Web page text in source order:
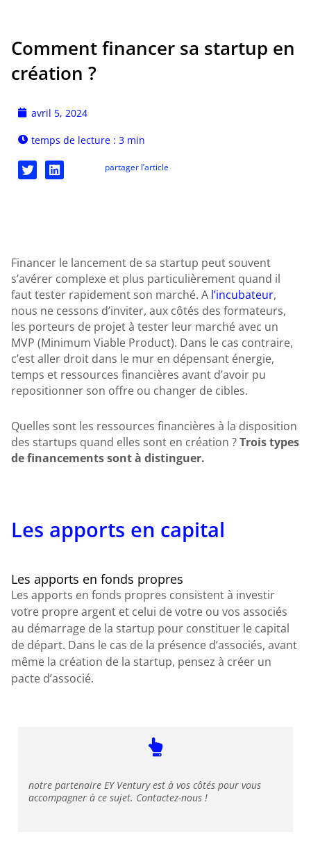
Comment financer sa startup en
création ?
avril 5, 2024
temps de lecture : 3 min
partager l’article
Financer le lancement de sa startup peut souvent
s’avérer complexe et plus particulièrement quand il
faut tester rapidement son marché. A l’incubateur,
nous ne cessons d’inviter, aux côtés des formateurs,
les porteurs de projet à tester leur marché avec un
MVP (Minimum Viable Product). Dans le cas contraire,
c’est aller droit dans le mur en dépensant énergie,
temps et ressources financières avant d’avoir pu
repositionner son offre ou changer de cibles.
Quelles sont les ressources financières à la disposition
des startups quand elles sont en création ?Trois types
de financements sont à distinguer.
Les apports en capital
Les apports en fonds propres
Les apports en fonds propres consistent à investir
votre propre argent et celui de votre ou vos associés
au démarrage de la startup pour constituer le capital
de départ. Dans le cas de la présence d’associés, avant
même la création de la startup, pensez à créer un
pacte d’associé.
notre partenaire EY Ventury est à vos côtés pour vous
accompagner à ce sujet. Contactez-nous !